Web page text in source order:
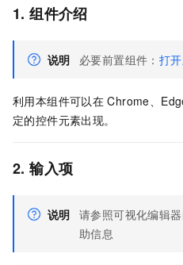
1. 组件介绍
说明 必要前置组件： 打
利用本组件可以在 Chrome、
定的控件元素出现。
2. 输入项
说明 请参照可视化编辑
助信息